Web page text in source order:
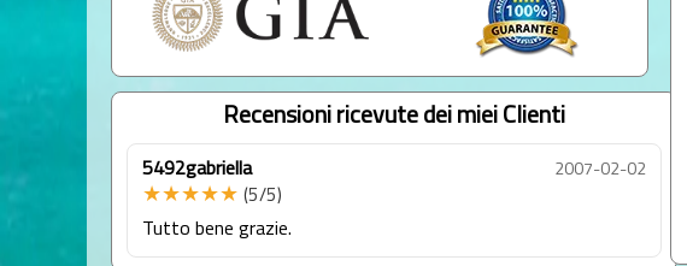
Recensioni ricevute dei miei Clienti
5492gabriella 2007-02-02
★★★★★ (5/5)
Tutto bene grazie.